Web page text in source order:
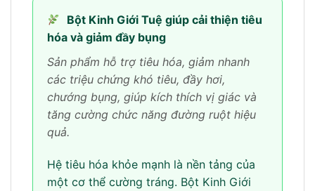
Bột Kinh Giới Tuệ giúp cải thiện tiêu
hóa và giảm đầy bụng
Sản phẩm hỗ trợ tiêu hóa, giảm nhanh
các triệu chứng khó tiêu, đầy hơi,
chướng bụng, giúp kích thích vị giác và
tăng cường chức năng đường ruột hiệu
quả.
Hệ tiêu hóa khỏe mạnh là nền tảng của
một cơ thể cường tráng. Bột Kinh Giới